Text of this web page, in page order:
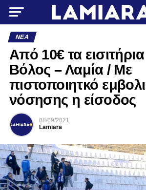
ΝΈΑ
Από 10€ τα εισιτήρια
Βόλος – Λαμία / Με
πιστοποιητκό
νόσησης η είσοδος
08/09/2021
Lamiara